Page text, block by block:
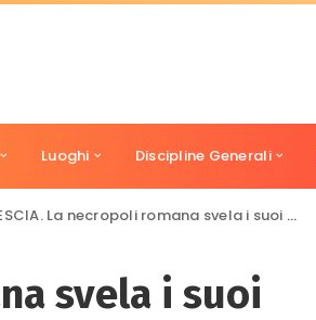
Luoghi Discipline Generali
La necropoli romana svela i suoi segreti.
svela i suoi